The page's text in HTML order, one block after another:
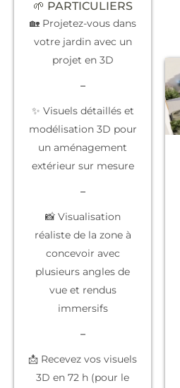
🌱 PARTICULIERS
🏡 Projetez-vous dans
votre jardin avec un
projet en 3D
–
✨ Visuels détaillés et
modélisation 3D pour
un aménagement
extérieur sur mesure
–
📸 Visualisation
réaliste de la zone à
concevoir avec
plusieurs angles de
vue et rendus
immersifs
–
📩 Recevez vos visuels
3D en 72 h (pour le